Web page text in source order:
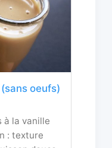
oeufs)
à la vanille
: texture